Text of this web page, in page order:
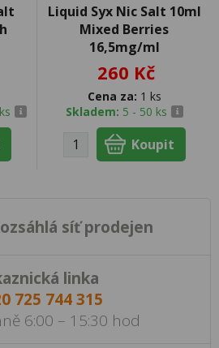
Liquid Syx Nic Salt 10ml
Mixed Berries
16,5mg/ml
260 Kč
Cena za: 1 ks
Skladem: 5 - 50 ks
síť prodejen
linka
725 744 315
6:00 – 15:30 hod